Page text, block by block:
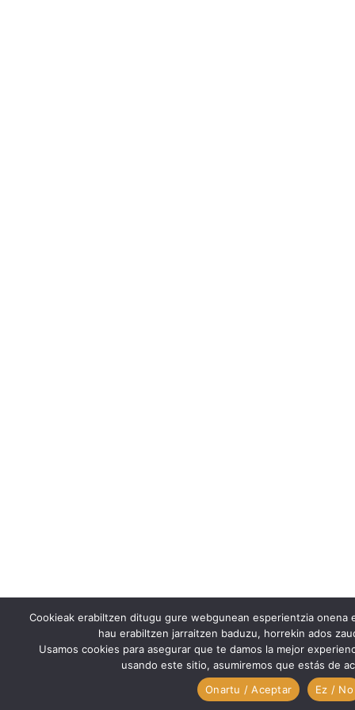
Cookieak erabiltzen ditugu gure webgunean esperientzia onena
hau erabiltzen jarraitzen baduzu, horrekin ados
Usamos cookies para asegurar que te damos la mejor
usando este sitio, asumiremos que estás de
Onartu / Aceptar
Ez / No